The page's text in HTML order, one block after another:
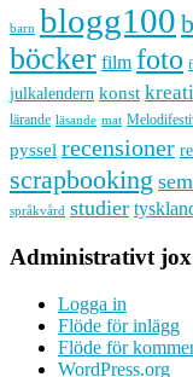
barn blogg100
böcker film foto
julkalendern konst
lärande läsande mat
pyssel recensioner
scrapbooking
språkvård studier
Administrativt jox
Logga in
Flöde för inlägg
Flöde för
WordPress.org